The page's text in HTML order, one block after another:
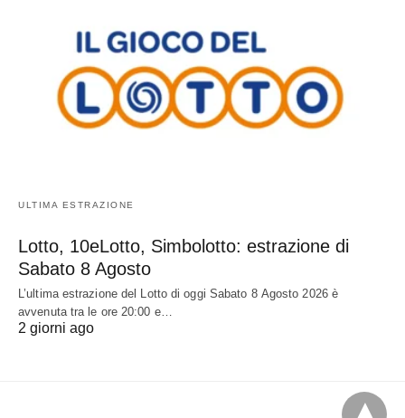
ULTIMA ESTRAZIONE
Lotto, 10eLotto, Simbolotto: estrazione di
Sabato 8 Agosto
L’ultima estrazione del Lotto di oggi Sabato 8 Agosto 2026 è
avvenuta tra le ore 20:00 e…
2 giorni ago